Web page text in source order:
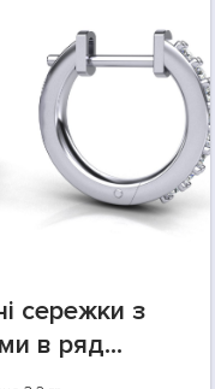
сережки з
в ряд